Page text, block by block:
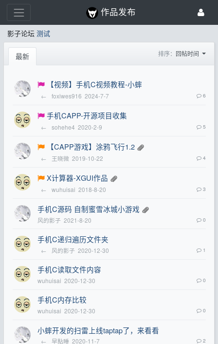
作品发布
影子论坛 测试
最新 排序： 回帖时间
【视频】手机C视频教程-小蟀
← foxiwes916 2024-7-7 6
手机CAPP-开源项目收集
← sohehe4 2020-2-9 5
【CAPP游戏】涂鸦飞行1.2
← 王晓微 2019-10-22 4
X计算器-XGUI作品
← wuhuisai 2018-8-20 3
手机C源码 自制蜜雪冰城小游戏
风的影子 2021-8-20 0
手机C递归遍历文件夹
← 风的影子 2020-12-30 1
手机C读取文件内容
wuhuisai 2020-12-30 0
手机C内存比较
wuhuisai 2020-12-30 0
小蟀开发的扫雷上线taptap了，来看看
← 早點睡 2020-11-7 2